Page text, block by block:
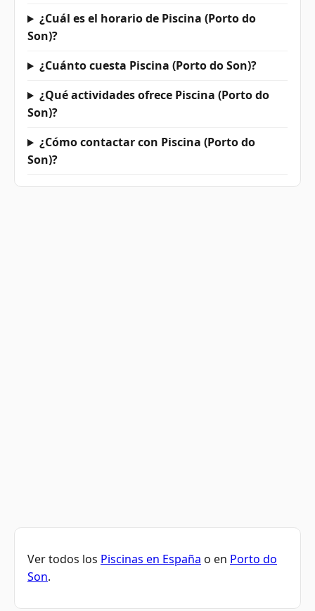
¿Cuál es el horario de Piscina (Porto do
Son)?
¿Cuánto cuesta Piscina (Porto do Son)?
¿Qué actividades ofrece Piscina (Porto do
Son)?
¿Cómo contactar con Piscina (Porto do
Son)?
Ver todos los Piscinas en España o en Porto do
Son.